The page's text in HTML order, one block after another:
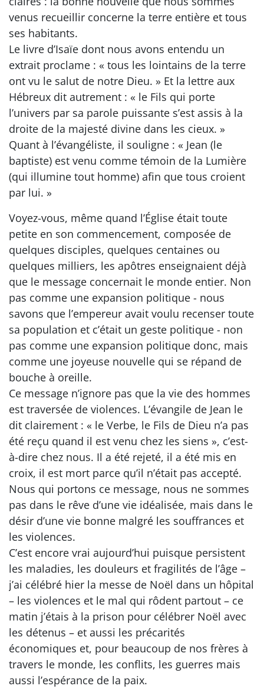
venus recueillir concerne la terre entière et tous
ses habitants.
Le livre d’Isaïe dont nous avons entendu un
extrait proclame : « tous les lointains de la terre
ont vu le salut de notre Dieu. » Et la lettre aux
Hébreux dit autrement : « le Fils qui porte
l’univers par sa parole puissante s’est assis à la
droite de la majesté divine dans les cieux. »
Quant à l’évangéliste, il souligne : « Jean (le
baptiste) est venu comme témoin de la Lumière
(qui illumine tout homme) afin que tous croient
par lui. »
Voyez-vous, même quand l’Église était toute
petite en son commencement, composée de
quelques disciples, quelques centaines ou
quelques milliers, les apôtres enseignaient déjà
que le message concernait le monde entier. Non
pas comme une expansion politique - nous
savons que l’empereur avait voulu recenser toute
sa population et c’était un geste politique - non
pas comme une expansion politique donc, mais
comme une joyeuse nouvelle qui se répand de
bouche à oreille.
Ce message n’ignore pas que la vie des hommes
est traversée de violences. L’évangile de Jean le
dit clairement : « le Verbe, le Fils de Dieu n’a pas
été reçu quand il est venu chez les siens », c’est-
à-dire chez nous. Il a été rejeté, il a été mis en
croix, il est mort parce qu’il n’était pas accepté.
Nous qui portons ce message, nous ne sommes
pas dans le rêve d’une vie idéalisée, mais dans le
désir d’une vie bonne malgré les souffrances et
les violences.
C’est encore vrai aujourd’hui puisque persistent
les maladies, les douleurs et fragilités de l’âge –
j’ai célébré hier la messe de Noël dans un hôpital
– les violences et le mal qui rôdent partout – ce
matin j’étais à la prison pour célébrer Noël avec
les détenus – et aussi les précarités
économiques et, pour beaucoup de nos frères à
travers le monde, les conflits, les guerres mais
aussi l’espérance de la paix.